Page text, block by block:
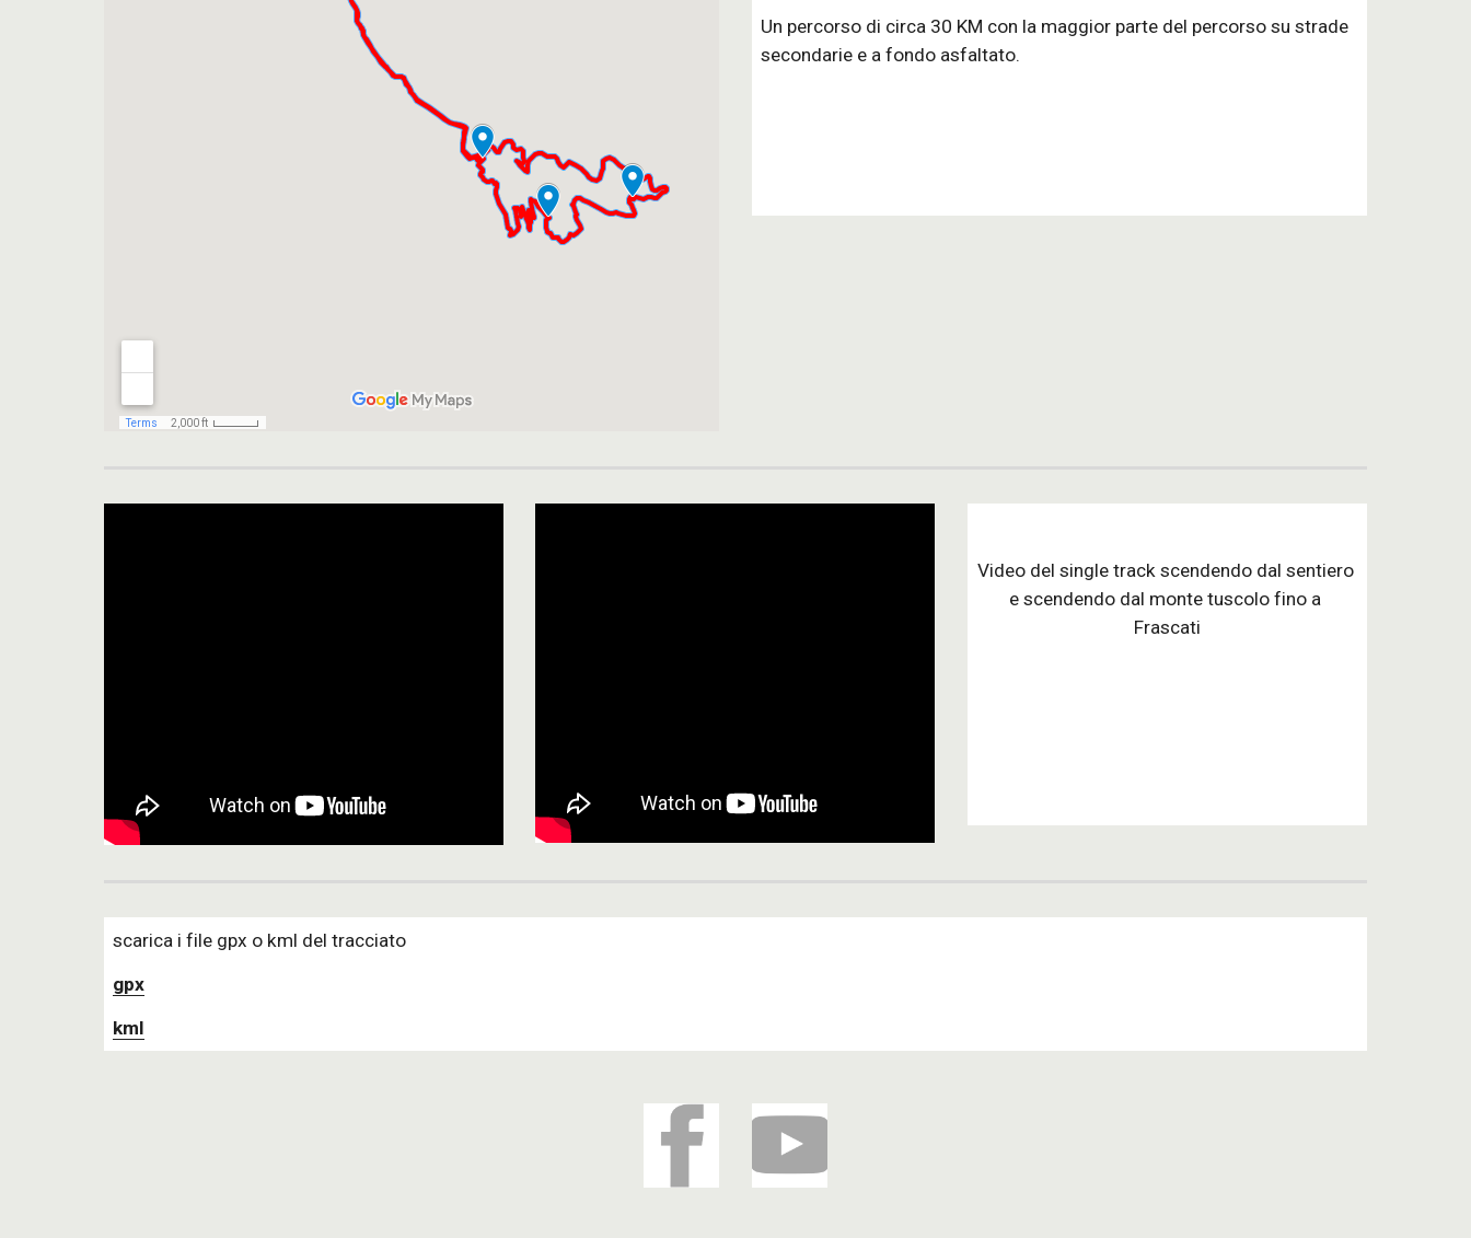
Un percorso di circa 30 KM con la maggior parte del percorso su strade
secondarie e a fondo asfaltato.
Video del single track scendendo dal sentiero
e scendendo dal monte tuscolo fino a
Frascati
scarica i file gpx o kml del tracciato
gpx
kml